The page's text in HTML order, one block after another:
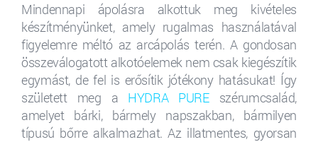
Mindennapi ápolásra alkottuk meg kivételes
készítményünket, amely rugalmas használatával
figyelemre méltó az arcápolás terén. A gondosan
összeválogatott alkotóelemek nem csak kiegészítik
egymást, de fel is erősítik jótékony hatásukat! Így
született meg a HYDRA PUREszérumcsalád,
amelyet bárki, bármely napszakban, bármilyen
típusú bőrre alkalmazhat. Az illatmentes, gyorsan